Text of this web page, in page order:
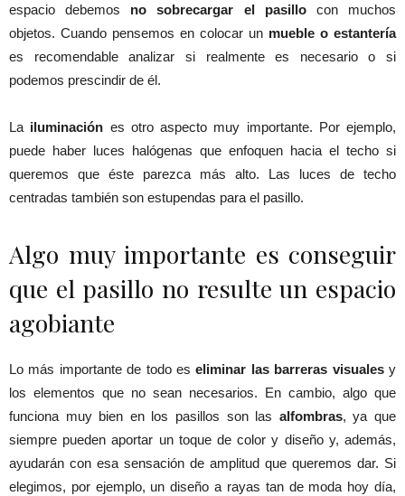
espacio debemos no sobrecargar el pasillocon muchos
objetos. Cuando pensemos en colocar un mueble o estantería
es recomendable analizar si realmente es necesario o si
podemos prescindir de él.
La iluminación es otro aspecto muy importante. Por ejemplo,
puede haber luces halógenas que enfoquen hacia el techo si
queremos que éste parezca más alto. Las luces de techo
centradas también son estupendas para el pasillo.
Algo muy importante es conseguir
que el pasillo no resulte un espacio
agobiante
Lo más importante de todo eseliminar las barreras visualesy
los elementos que no sean necesarios. En cambio, algo que
funciona muy bien en los pasillos son las alfombras, ya que
siempre pueden aportar un toque de color y diseño y, además,
ayudarán con esa sensación de amplitud que queremos dar. Si
elegimos, por ejemplo, un diseño a rayas tan de moda hoy día,